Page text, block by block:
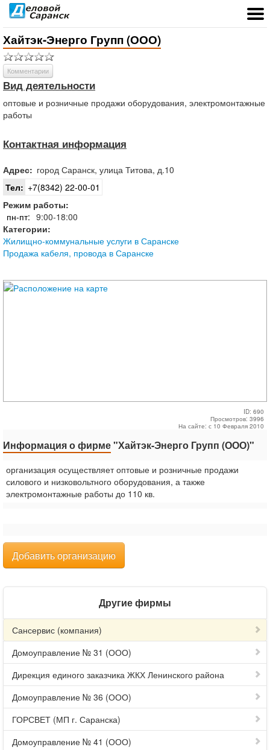
Хайтэк-Энерго Групп (ООО)
Комментарии
Вид деятельности
оптовые и розничные продажи оборудования, электромонтажные
работы
Контактная информация
Адрес: город Саранск, улица Титова, д.10
Тел: +7(8342) 22-00-01
Режим работы:
пн-пт: 9:00-18:00
Категории:
Жилищно-коммунальные услуги в Саранске
Продажа кабеля, провода в Саранске
ID: 690
Просмотров: 3996
На сайте: с 10 Февраля 2010
Информация о фирме"Хайтэк-Энерго Групп (ООО)"
организация осуществляет оптовые и розничные продажи
силового и низковольтного оборудования, а также
электромонтажные работы до 110 кв.
Добавить организацию
Другие фирмы
Сансервис (компания)
Домоуправление № 31 (ООО)
Дирекция единого заказчика ЖКХ Ленинского района
Домоуправление № 36 (ООО)
ГОРСВЕТ (МП г. Саранска)
Домоуправление № 41 (ООО)